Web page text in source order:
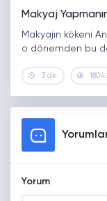
Makyaj
Makyajın kökeni
o dönemden bu
3 dk.
Yorum